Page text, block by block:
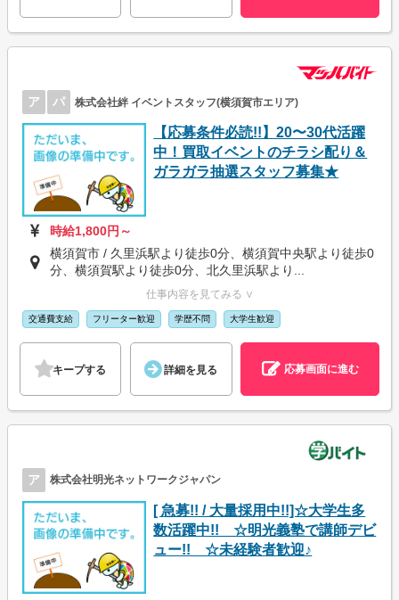
ア パ 株式会社絆 イベントスタッフ(横須賀市エリア)
【応募条件必読!!】20〜30代活躍
中！買取イベントのチラシ配り＆
ガラガラ抽選スタッフ募集★
時給1,800円～
横須賀市 / 久里浜駅より徒歩0分、横須賀中央駅より徒歩0
分、横須賀駅より徒歩0分、北久里浜駅より...
仕事内容を見てみる ∨
交通費支給 フリーター歓迎 学歴不問 大学生歓迎
キープする 詳細を見る 応募画面に進む
ア 株式会社明光ネットワークジャパン
[ 急募!! / 大量採用中!!]☆大学生多
数活躍中!! ☆明光義塾で講師デビ
ュー!! ☆未経験者歓迎♪